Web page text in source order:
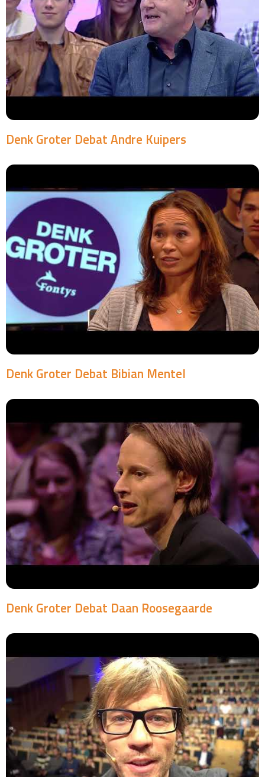
Denk Groter Debat Andre Kuipers
Denk Groter Debat Bibian Mentel
Denk Groter Debat Daan Roosegaarde